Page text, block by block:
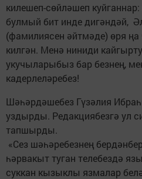
килешеп-сөйләшеп
булмый бит инде дигәндәй,
(фамилиясен әйтмәде) өря ңа
килгән. Менә ниниди
укучыларыбыз бар безнең,
кадерлеләребез!
Шәһәрдәшебез Гүзәлия
уздырды. Редакциябезгә ул
тапшырды.
«Сез шәһәребезнең
һәрвакыт туган телебездә
суккан кызыклы язмалар